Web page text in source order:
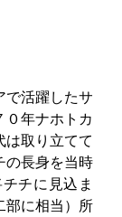
で活躍したサ
０年ナホトカ
は取り立てて
の長身を当時
チに見込ま
部に相当）所